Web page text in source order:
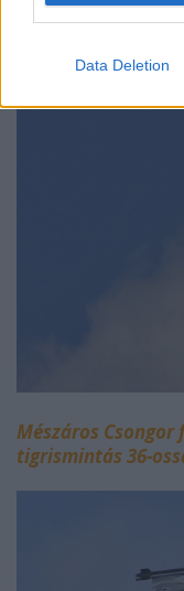
Data Deletion
Mészáros
tigrismintás 36-